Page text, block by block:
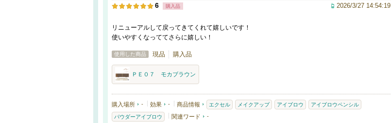
6 購入品 2026/3/27 14:54:19
リニューアルして戻ってきてくれて嬉しいです！
使いやすくなっててさらに嬉しい！
使用した商品 現品 購入品
ＰＥ０７ モカブラウン
購入場所 - 効果 - 商品情報 エクセル メイクアップ アイブロウ アイブロウペンシル
パウダーアイブロウ 関連ワード -